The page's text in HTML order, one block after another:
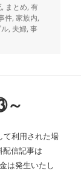
, まとめ, 有
件, 家族内,
, 夫婦, 事
て利用された場
配信記事は
は発生いたし